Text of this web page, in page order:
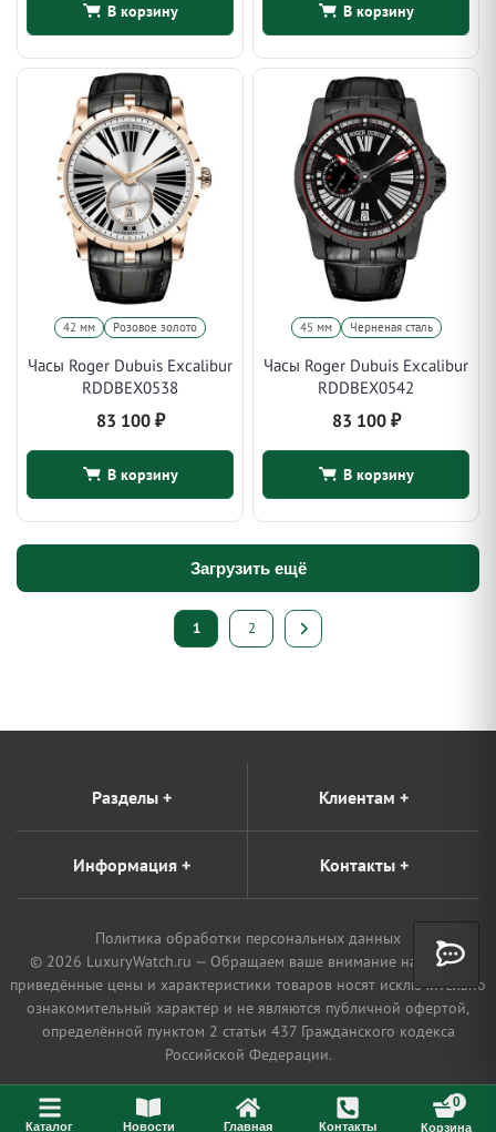
Каталог Новости Главная Контакты
0
Корзина
В корзину В корзину
42 мм Розовое золото
Часы Roger Dubuis Excalibur
RDDBEX0538
83 100 ₽
В корзину
45 мм Черненая сталь
Часы Roger Dubuis Excalibur
RDDBEX0542
83 100 ₽
В корзину
Загрузить ещё
1 2
Разделы + Клиентам +
Информация + Контакты+
Политика обработки персональных данных
© 2026 LuxuryWatch.ru — Обращаем ваше внимание на то, что
приведённые цены и характеристики товаров носят исключительно
ознакомительный характер и не являются публичной офертой,
определённой пунктом 2 статьи 437 Гражданского кодекса
Российской Федерации.